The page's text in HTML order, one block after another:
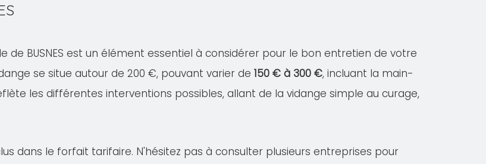
de BUSNES est un élément essentiel à considérer pour le bon entretien de votre
se situe autour de 200 €, pouvant varier de 150 € à 300 €, incluant la main-
les différentes interventions possibles, allant de la vidange simple au curage,
dans le forfait tarifaire. N'hésitez pas à consulter plusieurs entreprises pour